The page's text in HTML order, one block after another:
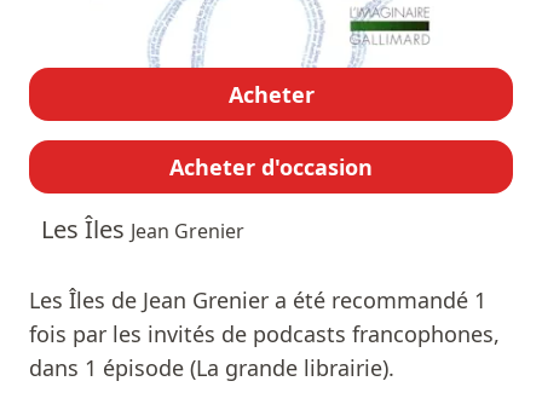
Acheter
Acheter d'occasion
Les Îles Jean Grenier
Les Îles de Jean Grenier a été recommandé 1
fois par les invités de podcasts francophones,
dans 1 épisode (La grande librairie).